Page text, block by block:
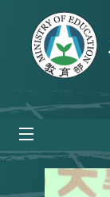
跳到主要內容區塊
:::